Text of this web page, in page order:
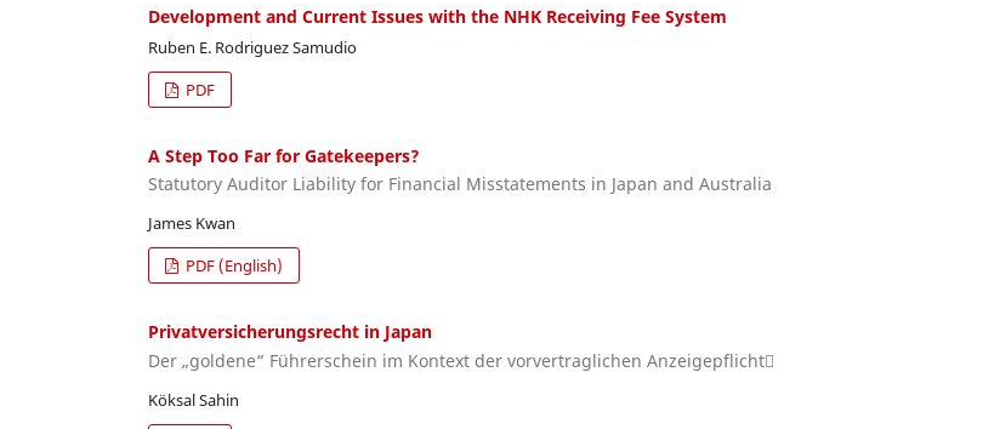
Development and Current Issues with the NHK Receiving Fee System
Ruben E. Rodriguez Samudio
PDF
A Step Too Far for Gatekeepers?
Statutory Auditor Liability for Financial Misstatements in Japan and Australia
James Kwan
PDF (English)
Privatversicherungsrecht in Japan
Der „goldene“ Führerschein im Kontext der vorvertraglichen Anzeigepflicht
Köksal Sahin